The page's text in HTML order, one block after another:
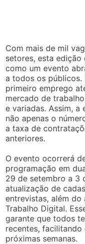
Com mais de mil
setores, esta edição
como um evento
a todos os públicos.
primeiro emprego
mercado de
e variadas. Assim,
não apenas o
a taxa de
anteriores.
O evento ocorrerá
programação em
29 de setembro a 3
atualização de
entrevistas, além
Trabalho Digital.
garante que todos
recentes, facilitando
próximas semanas.